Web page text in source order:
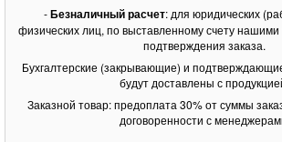
-Безналичный расчет: для юридических
физических лиц, по выставленному счету
подтверждения заказа.
Бухгалтерские (закрывающие) и
будут доставлены с
Заказной товар: предоплата 30% от суммы
договоренности с